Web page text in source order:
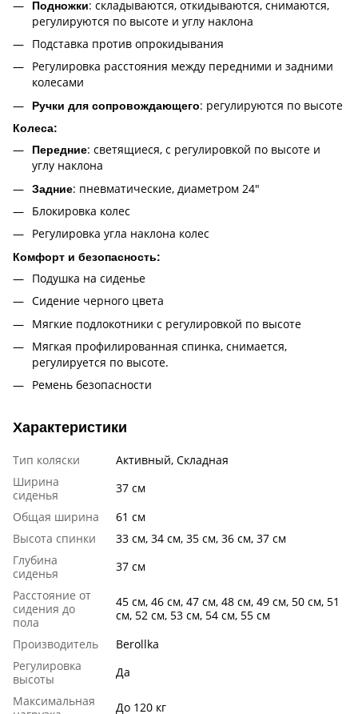
Подножки: складываются, откидываются, снимаются,
регулируются по высоте и углу наклона
Подставка против опрокидывания
Регулировка расстояния между передними и задними
колесами
Ручки для сопровождающего: регулируются по высоте
Колеса:
Передние: светящиеся, с регулировкой по высоте и
углу наклона
Задние: пневматические, диаметром 24"
Блокировка колес
Регулировка угла наклона колес
Комфорт и безопасность:
Подушка на сиденье
Сидение черного цвета
Мягкие подлокотники с регулировкой по высоте
Мягкая профилированная спинка, снимается,
регулируется по высоте.
Ремень безопасности
Характеристики
Тип коляски
Активный, Складная
Ширина
сиденья
37 см
Общая ширина
61 см
Высота спинки
33 см, 34 см, 35 см, 36 см, 37 см
Глубина
сиденья
37 см
Расстояние от
сидения до
пола
45 см, 46 см, 47 см, 48 см, 49 см, 50 см, 51
см, 52 см, 53 см, 54 см, 55 см
Производитель
Berollka
Регулировка
высоты
Да
Максимальная
До 120 кг